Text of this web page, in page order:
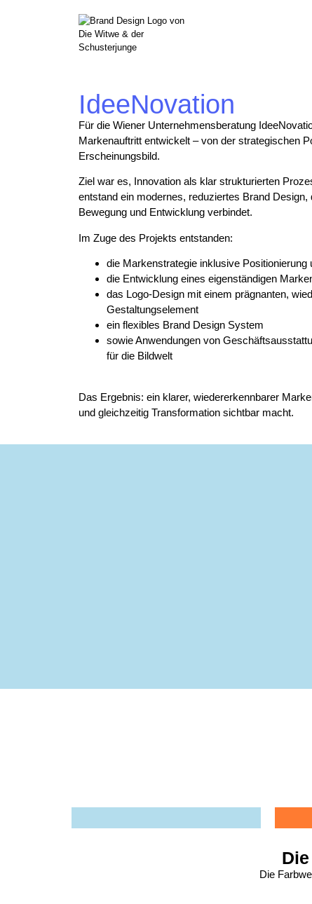
IdeeNovation
Für die Wiener Unternehmensberatung
Markenauftritt entwickelt – von der strategischen
Erscheinungsbild.
Ziel war es, Innovation als klar strukturierten
entstand ein modernes, reduziertes Brand
Bewegung und Entwicklung verbindet.
Im Zuge des Projekts entstanden:
die Markenstrategie inklusive Positionierung
die Entwicklung eines eigenständigen
das Logo-Design mit einem prägnanten,
Gestaltungselement
ein flexibles Brand Design System
sowie Anwendungen von
für die Bildwelt
Das Ergebnis: ein klarer, wiedererkennbarer
und gleichzeitig Transformation sichtbar macht.
Die